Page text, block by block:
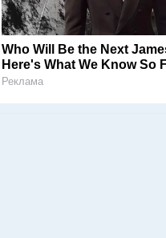
Who Will Be the Next
Here's What We Know So
Реклама